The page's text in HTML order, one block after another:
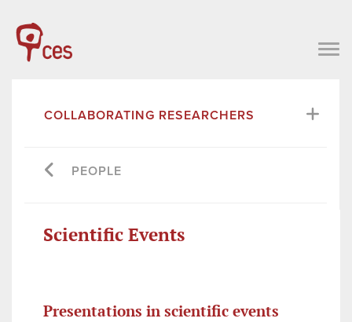
COLLABORATING RESEARCHERS
PEOPLE
Scientific Events
Presentations in scientific events